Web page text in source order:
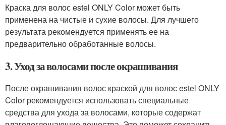
Краска для волос estel ONLY Color может быть
применена на чистые и сухие волосы. Для лучшего
результата рекомендуется применять ее на
предварительно обработанные волосы.
3. Уход за волосами после окрашивания
После окрашивания волос краской для волос estel ONLY
Color рекомендуется использовать специальные
средства для ухода за волосами, которые содержат